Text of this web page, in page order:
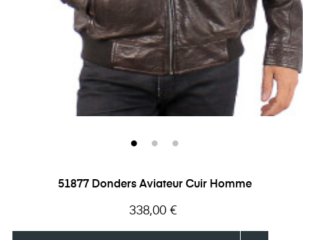
51877 Donders Aviateur Cuir Homme
Prix
338,00 €